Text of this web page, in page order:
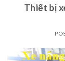
Thiết bị